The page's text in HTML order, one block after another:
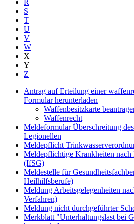
R
S
T
U
V
W
X
Y
Z
Antrag auf Erteilung einer
Formular herunterladen
Waffenbesitzkarte
Waffenrecht
Meldeformular Überschreitung
Legionellen
Meldepflicht
Meldepflichtige Krankheiten nach
(IfSG)
Meldestelle für
Heilhilfsberufe)
Meldung Arbeitsgelegenheiten
Verfahren)
Meldung nicht durchgeführter
Merkblatt "Unterhaltungslast bei